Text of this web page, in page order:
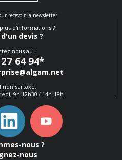
recevoir la newsletter
d'informations ?
devis ?
nous au :
64 94*
non surtaxé.
9h-12h30 / 14h-18h.
nous ?
nous